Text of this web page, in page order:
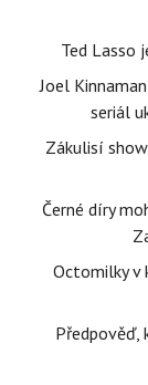
Ted Lasso
Joel
seriál
Zákulisí
Černé díry
Octomilky v
Předpověď,